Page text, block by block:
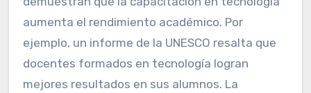
aumenta el rendimiento académico. Por
ejemplo, un informe de la UNESCO resalta que
docentes formados en tecnología logran
mejores resultados en sus alumnos. La